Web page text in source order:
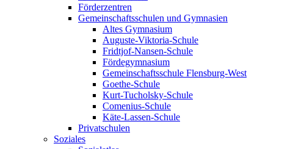
Förderzentren
Gemeinschaftsschulen und Gymnasien
Altes Gymnasium
Auguste-Viktoria-Schule
Fridtjof-Nansen-Schule
Fördegymnasium
Gemeinschaftsschule Flensburg-West
Goethe-Schule
Kurt-Tucholsky-Schule
Comenius-Schule
Käte-Lassen-Schule
Privatschulen
Soziales